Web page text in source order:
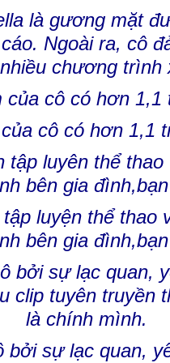
là gương mặt
Ngoài ra, cô
chương
cô có hơn 1,1
luyện thể thao
bên gia
bởi sự lạc quan,